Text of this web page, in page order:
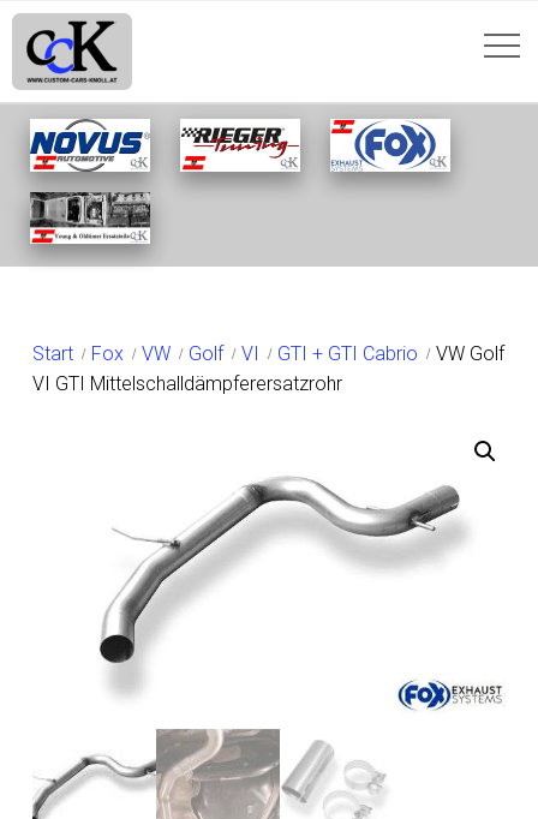
SHOP
Start Fox VW Golf VI GTI + GTI Cabrio
VW Golf
VI GTI Mittelschalldämpferersatzrohr